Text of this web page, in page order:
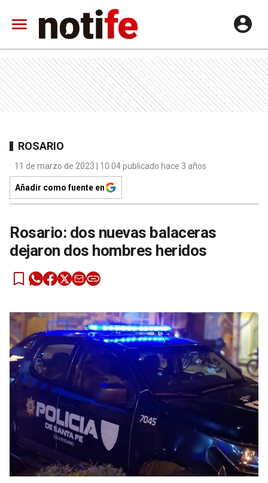
ROSARIO
11 de marzo de 2023 | 10:04 publicado hace 3 años
Añadir como fuente en
Rosario: dos nuevas balaceras
dejaron dos hombres heridos